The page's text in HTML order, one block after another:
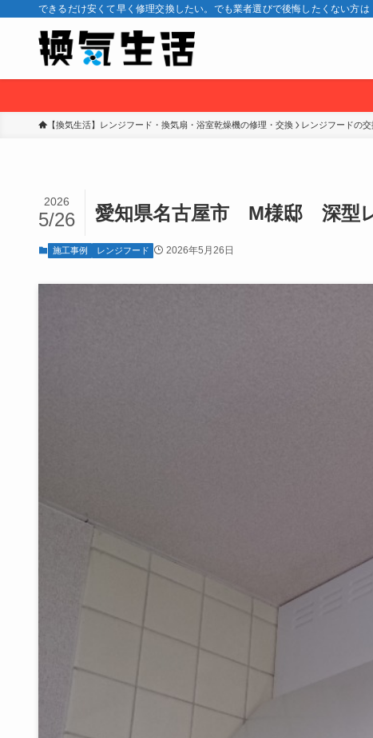
できるだけ安くて早く修理交換したい。でも業者選びで後悔したくない方
【換気生活】レンジフード・換気扇・浴室乾燥機の修理・交換 レンジフードの
愛知県名古屋市 M様邸 深型
2026
5/26
施工事例 レンジフード 2026年5月26日